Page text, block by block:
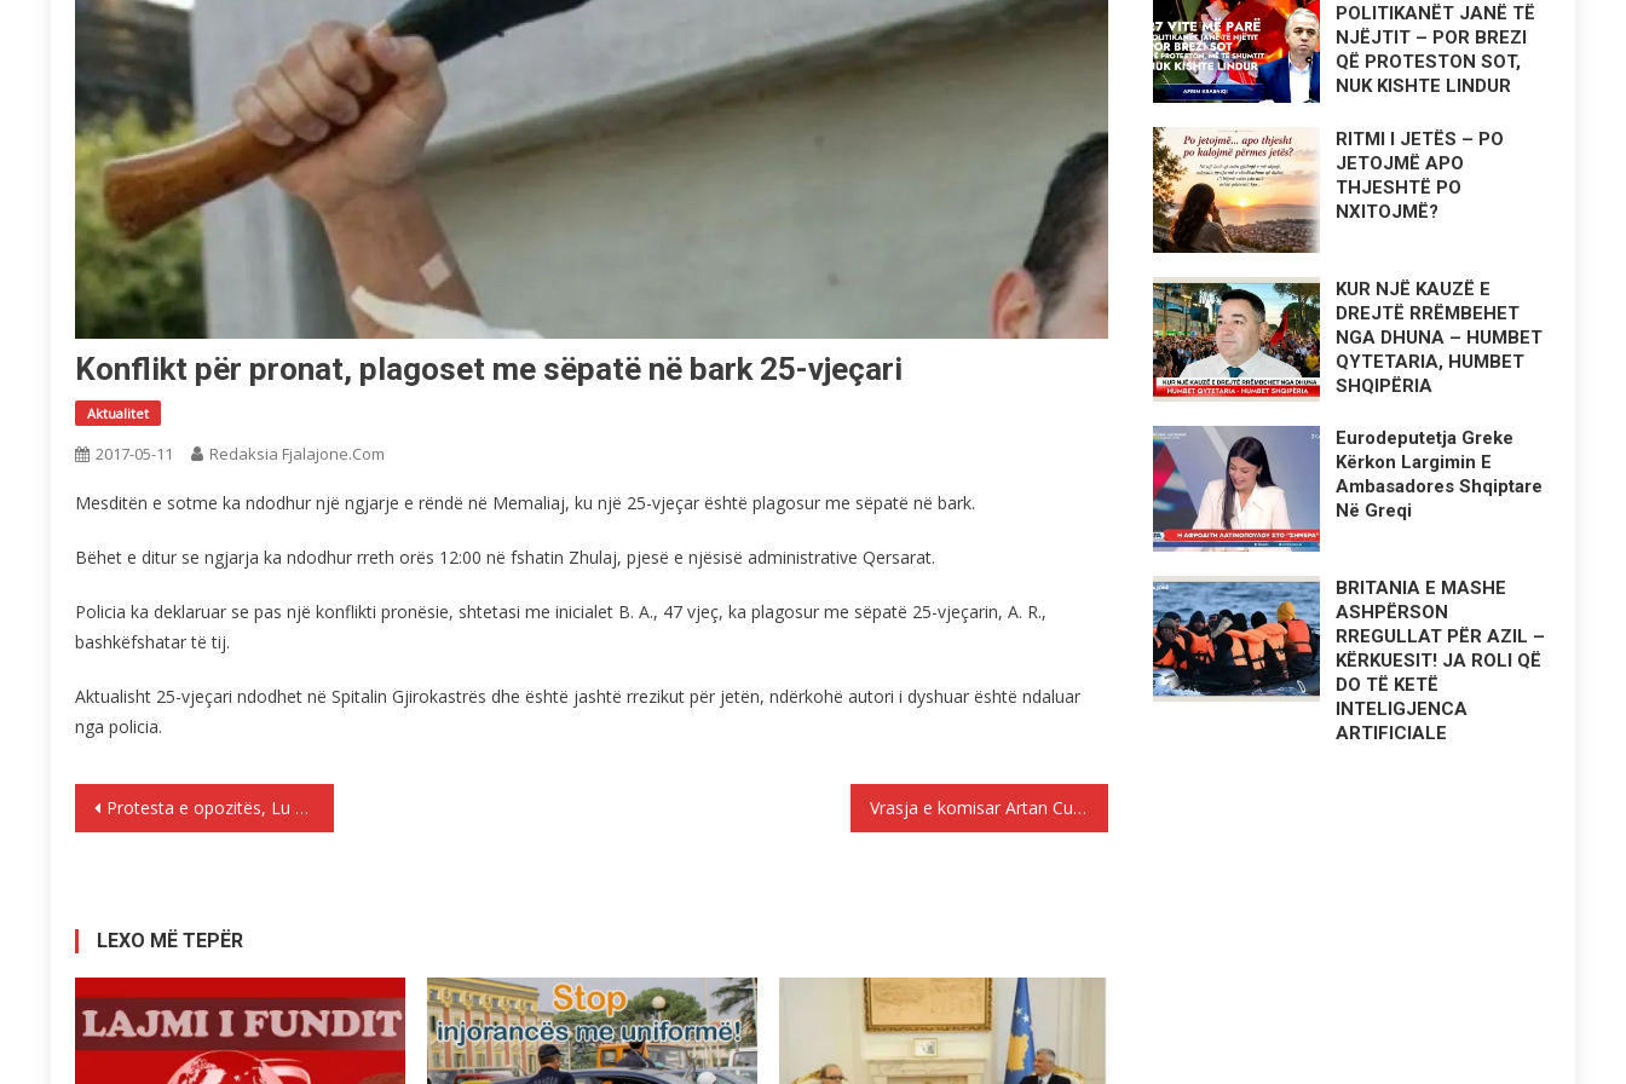
Konflikt për pronat, plagoset me sëpatë në bark 25-vjeçari
Aktualitet
2017-05-11 Redaksia Fjalajone.com
Mesditën e sotme ka ndodhur një ngjarje e rëndë në Memaliaj, ku një 25-vjeçar është plagosur me sëpatë në bark.
Bëhet e ditur se ngjarja ka ndodhur rreth orës 12:00 në fshatin Zhulaj, pjesë e njësisë administrative Qersarat.
Policia ka deklaruar se pas një konflikti pronësie, shtetasi me inicialet B. A., 47 vjeç, ka plagosur me sëpatë 25-vjeçarin, A. R.,
bashkëfshatar të tij.
Aktualisht 25-vjeçari ndodhet në Spitalin Gjirokastrës dhe është jashtë rrezikut për jetën, ndërkohë autori i dyshuar është ndaluar
nga policia.
Lëvizje
Protesta e opozitës, Lu dhe Vlahutin takim me Xhafaj Vrasja e komisar Artan Cukut, policia zbulon ADN-në e atentatorit
LEXO MË TEPËR
POLITIKANËT JANË TË
NJËJTIT – POR BREZI
QË PROTESTON SOT,
NUK KISHTE LINDUR
RITMI I JETËS – PO
JETOJMË APO
THJESHTË PO
NXITOJMË?
KUR NJË KAUZË E
DREJTË RRËMBEHET
NGA DHUNA – HUMBET
QYTETARIA, HUMBET
SHQIPËRIA
Eurodeputetja Greke
Kërkon Largimin E
Ambasadores Shqiptare
Në Greqi
BRITANIA E MASHE
ASHPËRSON
RREGULLAT PËR AZIL –
KËRKUESIT! JA ROLI QË
DO TË KETË
INTELIGJENCA
ARTIFICIALE